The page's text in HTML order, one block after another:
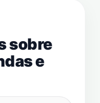
sobre
e